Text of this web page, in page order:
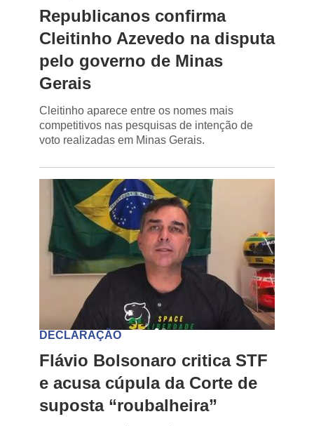
Republicanos confirma
Cleitinho Azevedo na disputa
pelo governo de Minas
Gerais
Cleitinho aparece entre os nomes mais
competitivos nas pesquisas de intenção de
voto realizadas em Minas Gerais.
DECLARAÇÃO
Flávio Bolsonaro critica STF
e acusa cúpula da Corte de
suposta “roubalheira”